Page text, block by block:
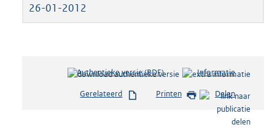
26-01-2012
Authentieke versie (PDF)b
s
Informatie
Gerelateerd Printen Delen